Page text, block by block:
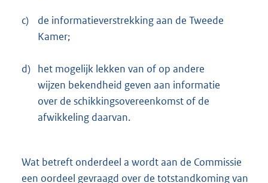
c)
de informatieverstrekking aan de Tweede
Kamer;
d) het mogelijk lekken van of op andere
wijzen bekendheid geven aan informatie
over de schikkingsovereenkomst of de
afwikkeling daarvan.
Wat betreft onderdeel a wordt aan de Commissie
een oordeel gevraagd over de totstandkoming van